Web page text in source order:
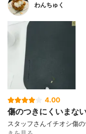
わんちゅく
4.00
傷のつきにくいまな
スタッフさんイチオシ傷